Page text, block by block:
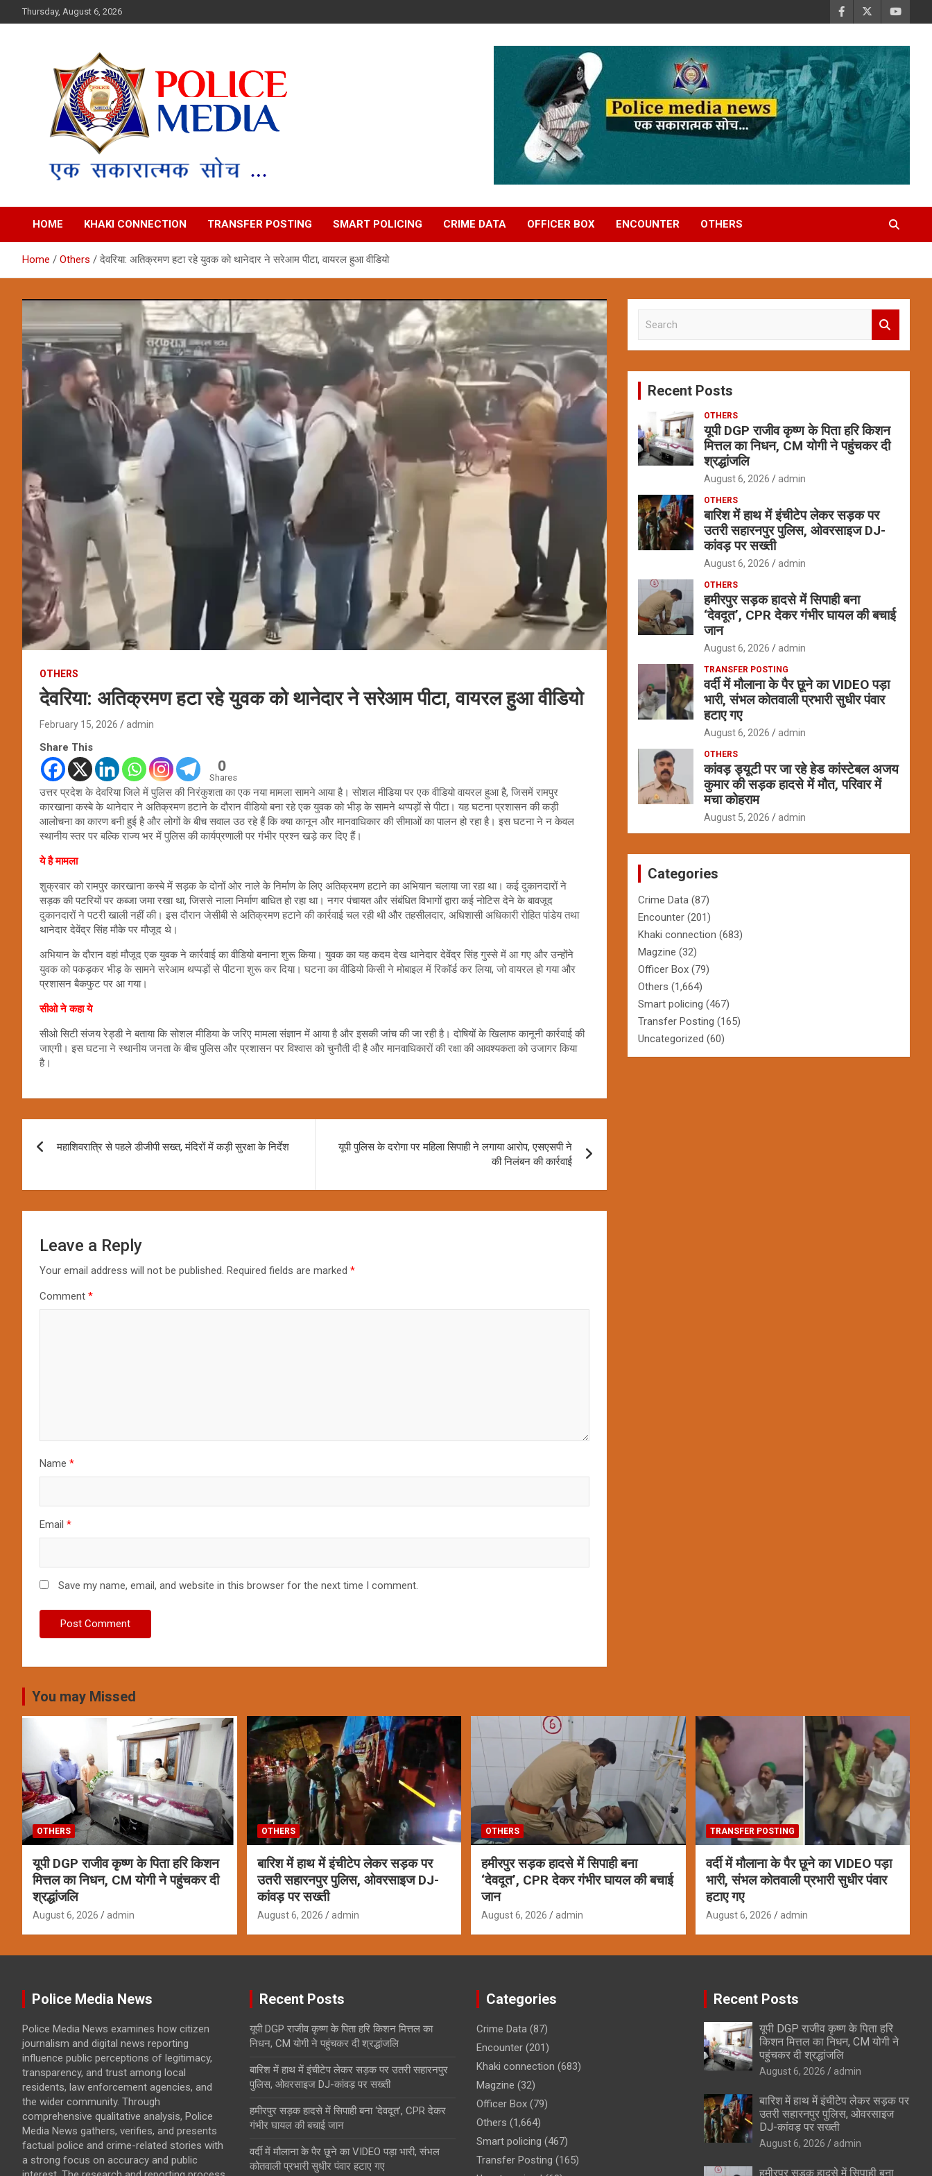
to
Thursday, August 6, 2026
Police Media News
HOME KHAKI CONNECTION TRANSFER POSTING SMART POLICING CRIME DATA OFFICER BOX ENCOUNTER OTHERS
Home Others देवरिया: अतिक्रमण हटा रहे युवक को थानेदार ने सरेआम पीटा, वायरल हुआ वीडियो
OTHERS
देवरिया: अतिक्रमण हटा रहे युवक को थानेदार ने सरेआम पीटा, वायरल हुआ वीडियो
February 15, 2026 admin
Share This
0
Shares
उत्तर प्रदेश के देवरिया जिले में पुलिस की निरंकुशता का एक नया मामला सामने आया है। सोशल मीडिया पर एक वीडियो वायरल हुआ है, जिसमें रामपुर
कारखाना कस्बे के थानेदार ने अतिक्रमण हटाने के दौरान वीडियो बना रहे एक युवक को भीड़ के सामने थप्पड़ों से पीटा। यह घटना प्रशासन की कड़ी
आलोचना का कारण बनी हुई है और लोगों के बीच सवाल उठ रहे हैं कि क्या कानून और मानवाधिकार की सीमाओं का पालन हो रहा है। इस घटना ने न केवल
स्थानीय स्तर पर बल्कि राज्य भर में पुलिस की कार्यप्रणाली पर गंभीर प्रश्न खड़े कर दिए हैं।
ये है मामला
शुक्रवार को रामपुर कारखाना कस्बे में सड़क के दोनों ओर नाले के निर्माण के लिए अतिक्रमण हटाने का अभियान चलाया जा रहा था। कई दुकानदारों ने
सड़क की पटरियों पर कब्जा जमा रखा था, जिससे नाला निर्माण बाधित हो रहा था। नगर पंचायत और संबंधित विभागों द्वारा कई नोटिस देने के बावजूद
दुकानदारों ने पटरी खाली नहीं की। इस दौरान जेसीबी से अतिक्रमण हटाने की कार्रवाई चल रही थी और तहसीलदार, अधिशासी अधिकारी रोहित पांडेय तथा
थानेदार देवेंद्र सिंह मौके पर मौजूद थे।
अभियान के दौरान वहां मौजूद एक युवक ने कार्रवाई का वीडियो बनाना शुरू किया। युवक का यह कदम देख थानेदार देवेंद्र सिंह गुस्से में आ गए और उन्होंने
युवक को पकड़कर भीड़ के सामने सरेआम थप्पड़ों से पीटना शुरू कर दिया। घटना का वीडियो किसी ने मोबाइल में रिकॉर्ड कर लिया, जो वायरल हो गया और
प्रशासन बैकफुट पर आ गया।
सीओ ने कहा ये
सीओ सिटी संजय रेड्डी ने बताया कि सोशल मीडिया के जरिए मामला संज्ञान में आया है और इसकी जांच की जा रही है। दोषियों के खिलाफ कानूनी कार्रवाई की
जाएगी। इस घटना ने स्थानीय जनता के बीच पुलिस और प्रशासन पर विश्वास को चुनौती दी है और मानवाधिकारों की रक्षा की आवश्यकता को उजागर किया
है।
navigation
महाशिवरात्रि से पहले डीजीपी सख्त, मंदिरों में कड़ी सुरक्षा के निर्देश
यूपी पुलिस के दरोगा पर महिला सिपाही ने लगाया आरोप, एसएसपी ने
की निलंबन की कार्रवाई
Leave a Reply
Your email address will not be published. Required fields are marked *
Comment *
Name *
Email *
Save my name, email, and website in this browser for the next time I comment.
c
Recent Posts
OTHERS
यूपी DGP राजीव कृष्ण के पिता हरि किशन
मित्तल का निधन, CM योगी ने पहुंचकर दी
श्रद्धांजलि
August 6, 2026 admin
OTHERS
बारिश में हाथ में इंचीटेप लेकर सड़क पर
उतरी सहारनपुर पुलिस, ओवरसाइज DJ-
कांवड़ पर सख्ती
August 6, 2026 admin
OTHERS
हमीरपुर सड़क हादसे में सिपाही बना
‘देवदूत’, CPR देकर गंभीर घायल की बचाई
जान
August 6, 2026 admin
TRANSFER POSTING
वर्दी में मौलाना के पैर छूने का VIDEO पड़ा
भारी, संभल कोतवाली प्रभारी सुधीर पंवार
हटाए गए
August 6, 2026 admin
OTHERS
कांवड़ ड्यूटी पर जा रहे हेड कांस्टेबल अजय
कुमार की सड़क हादसे में मौत, परिवार में
मचा कोहराम
August 5, 2026 admin
Categories
Crime Data (87)
Encounter (201)
Khaki connection (683)
Magzine (32)
Officer Box (79)
Others (1,664)
Smart policing (467)
Transfer Posting (165)
Uncategorized (60)
You may Missed
OTHERS
यूपी DGP राजीव कृष्ण के पिता हरि किशन
मित्तल का निधन, CM योगी ने पहुंचकर दी
श्रद्धांजलि
August 6, 2026 admin
OTHERS
बारिश में हाथ में इंचीटेप लेकर सड़क पर
उतरी सहारनपुर पुलिस, ओवरसाइज DJ-
कांवड़ पर सख्ती
August 6, 2026 admin
OTHERS
हमीरपुर सड़क हादसे में सिपाही बना
‘देवदूत’, CPR देकर गंभीर घायल की बचाई
जान
August 6, 2026 admin
TRANSFER POSTING
वर्दी में मौलाना के पैर छूने का VIDEO पड़ा
भारी, संभल कोतवाली प्रभारी सुधीर पंवार
हटाए गए
August 6, 2026 admin
Police Media News
Police Media News examines how citizen
journalism and digital news reporting
influence public perceptions of legitimacy,
transparency, and trust among local
residents, law enforcement agencies, and
the wider community. Through
comprehensive qualitative analysis, Police
Media News gathers, verifies, and presents
factual police and crime-related stories with
a strong focus on accuracy and public
Recent Posts
यूपी DGP राजीव कृष्ण के पिता हरि किशन मित्तल का
निधन, CM योगी ने पहुंचकर दी श्रद्धांजलि
बारिश में हाथ में इंचीटेप लेकर सड़क पर उतरी सहारनपुर
पुलिस, ओवरसाइज DJ-कांवड़ पर सख्ती
हमीरपुर सड़क हादसे में सिपाही बना ‘देवदूत’, CPR देकर
गंभीर घायल की बचाई जान
वर्दी में मौलाना के पैर छूने का VIDEO पड़ा भारी, संभल
कोतवाली प्रभारी सुधीर पंवार हटाए गए
Categories
Crime Data (87)
Encounter (201)
Khaki connection (683)
Magzine (32)
Officer Box (79)
Others (1,664)
Smart policing (467)
Transfer Posting (165)
Recent Posts
यूपी DGP राजीव कृष्ण के पिता हरि
किशन मित्तल का निधन, CM योगी ने
पहुंचकर दी श्रद्धांजलि
August 6, 2026 admin
बारिश में हाथ में इंचीटेप लेकर सड़क पर
उतरी सहारनपुर पुलिस, ओवरसाइज
DJ-कांवड़ पर सख्ती
August 6, 2026 admin
हमीरपुर सड़क हादसे में सिपाही बना